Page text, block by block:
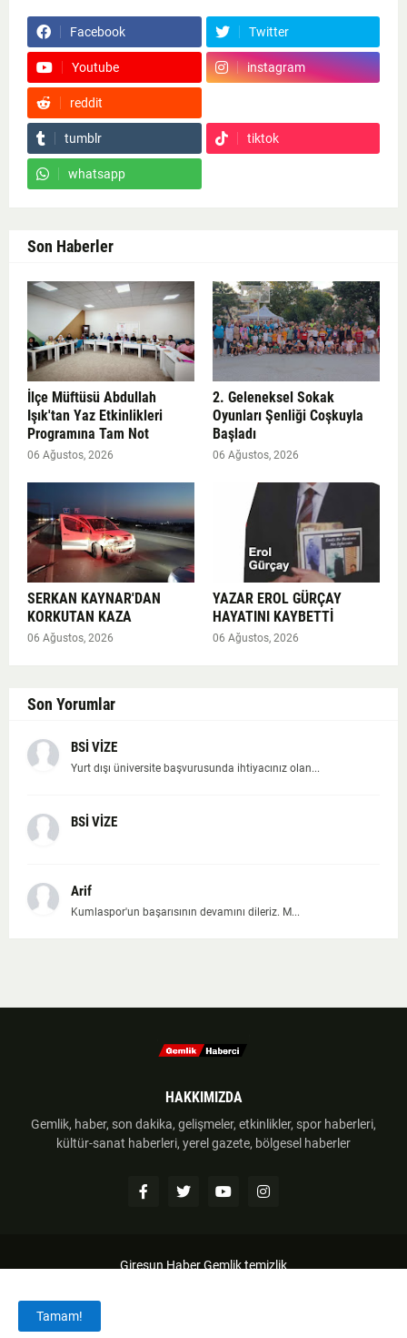
Facebook Twitter
Youtube instagram
reddit
tumblr tiktok
whatsapp
Son Haberler
İlçe Müftüsü Abdullah
Işık'tan Yaz Etkinlikleri
Programına Tam Not
06 Ağustos, 2026
2. Geleneksel Sokak
Oyunları Şenliği Coşkuyla
Başladı
06 Ağustos, 2026
SERKAN KAYNAR'DAN
KORKUTAN KAZA
06 Ağustos, 2026
YAZAR EROL GÜRÇAY
HAYATINI KAYBETTİ
06 Ağustos, 2026
Son Yorumlar
BSİ VİZE
Yurt dışı üniversite başvurusunda ihtiyacınız olan...
BSİ VİZE
Arif
Kumlaspor'un başarısının devamını dileriz. M...
HAKKIMIZDA
Gemlik, haber, son dakika, gelişmeler, etkinlikler, spor haberleri,
kültür-sanat haberleri, yerel gazete, bölgesel haberler
Giresun HaberGemlik temizlik
Tamam!